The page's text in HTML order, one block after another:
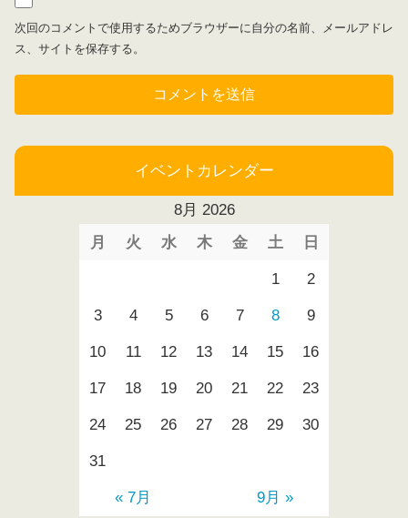
次回のコメントで使用するためブラウザーに自分の名前、メールアドレ
ス、サイトを保存する。
イベントカレンダー
8月 2026
月
火 水 木 金 土 日
1 2
3 4 5 6 7 8 9
10 11 12 13 14 15 16
17 18 19 20 21 22 23
24 25 26 27 28 29 30
31
« 7月 9月 »